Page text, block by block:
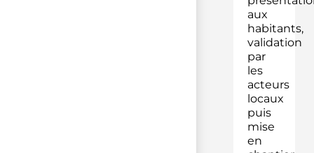
aux
habitants,
validation
par
les
acteurs
locaux
puis
mise
en